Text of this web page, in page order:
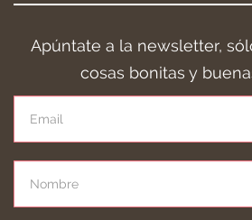
Apúntate a la newsletter,
cosas bonitas y